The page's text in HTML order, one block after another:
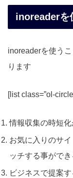
inoreaderを
inoreaderを使う
ります
[list class=”ol-
情報収集の時短
お気に入りのサ
ッチする事ができ
ビジネスで提案